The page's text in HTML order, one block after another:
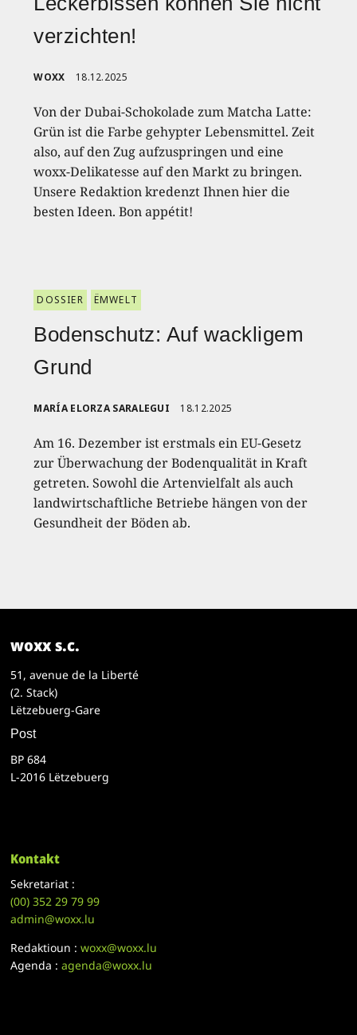
verzichten!
WOXX 18.12.2025
Von der Dubai-Schokolade zum Matcha Latte:
Grün ist die Farbe gehypter Lebensmittel. Zeit
also, auf den Zug aufzuspringen und eine
woxx-Delikatesse auf den Markt zu bringen.
Unsere Redaktion kredenzt Ihnen hier die
besten Ideen. Bon appétit!
DOSSIER ËMWELT
Bodenschutz: Auf wackligem
Grund
MARÍA ELORZA SARALEGUI 18.12.2025
Am 16. Dezember ist erstmals ein EU-Gesetz
zur Überwachung der Bodenqualität in Kraft
getreten. Sowohl die Artenvielfalt als auch
landwirtschaftliche Betriebe hängen von der
Gesundheit der Böden ab.
woxx s.c.
51, avenue de la Liberté
(2. Stack)
Lëtzebuerg-Gare
Post
BP 684
L-2016 Lëtzebuerg
Kontakt
Sekretariat :
(00)352 29 79 99
admin@woxx.lu
Redaktioun :woxx@woxx.lu
Agenda :agenda@woxx.lu